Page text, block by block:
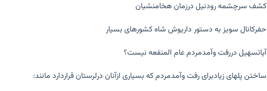
کشف سرچشمه رودنیل درزمان هخامنشیان
حفرکانال سویز به دستور داریوش شاه کشورهای بسیار
آیاتسهیل دررفت وآمدمردم عام المنفعه نیست؟
ساختن پلهای زیادبرای رفت وآمدمردم که بسیاری ازآنان درلرستان قراردارد مانند: